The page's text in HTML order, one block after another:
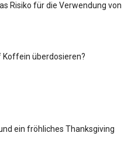
Risiko für die Verwendung von
Koffein überdosieren?
ein fröhliches Thanksgiving